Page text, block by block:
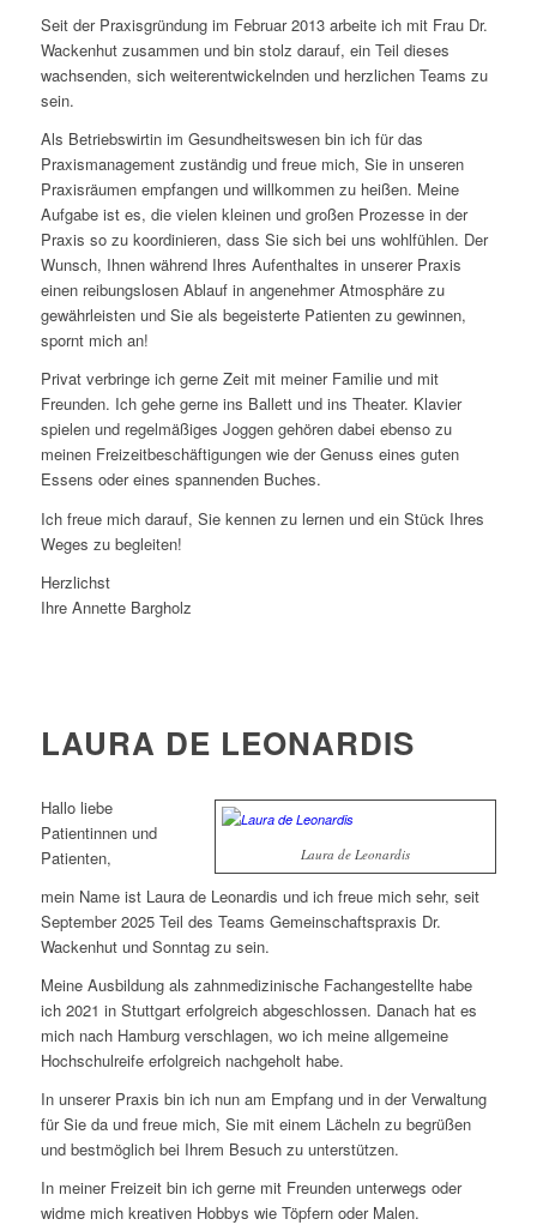
Seit der Praxisgründung im Februar 2013 arbeite ich mit Frau Dr.
Wackenhut zusammen und bin stolz darauf, ein Teil dieses
wachsenden, sich weiterentwickelnden und herzlichen Teams zu
sein.
Als Betriebswirtin im Gesundheitswesen bin ich für das
Praxismanagement zuständig und freue mich, Sie in unseren
Praxisräumen empfangen und willkommen zu heißen. Meine
Aufgabe ist es, die vielen kleinen und großen Prozesse in der
Praxis so zu koordinieren, dass Sie sich bei uns wohlfühlen. Der
Wunsch, Ihnen während Ihres Aufenthaltes in unserer Praxis
einen reibungslosen Ablauf in angenehmer Atmosphäre zu
gewährleisten und Sie als begeisterte Patienten zu gewinnen,
spornt mich an!
Privat verbringe ich gerne Zeit mit meiner Familie und mit
Freunden. Ich gehe gerne ins Ballett und ins Theater. Klavier
spielen und regelmäßiges Joggen gehören dabei ebenso zu
meinen Freizeitbeschäftigungen wie der Genuss eines guten
Essens oder eines spannenden Buches.
Ich freue mich darauf, Sie kennen zu lernen und ein Stück Ihres
Weges zu begleiten!
Herzlichst
Ihre Annette Bargholz
LAURA DE LEONARDIS
Laura de Leonardis
Hallo liebe
Patientinnen und
Patienten,
mein Name ist Laura de Leonardis und ich freue mich sehr, seit
September 2025 Teil des Teams Gemeinschaftspraxis Dr.
Wackenhut und Sonntag zu sein.
Meine Ausbildung als zahnmedizinische Fachangestellte habe
ich 2021 in Stuttgart erfolgreich abgeschlossen. Danach hat es
mich nach Hamburg verschlagen, wo ich meine allgemeine
Hochschulreife erfolgreich nachgeholt habe.
In unserer Praxis bin ich nun am Empfang und in der Verwaltung
für Sie da und freue mich, Sie mit einem Lächeln zu begrüßen
und bestmöglich bei Ihrem Besuch zu unterstützen.
In meiner Freizeit bin ich gerne mit Freunden unterwegs oder
widme mich kreativen Hobbys wie Töpfern oder Malen.